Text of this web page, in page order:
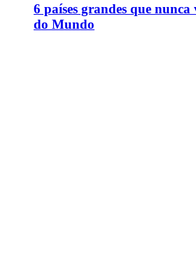
6 países grandes que
do Mundo